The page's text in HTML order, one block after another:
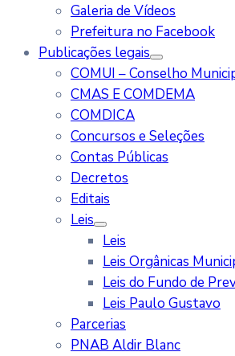
Galeria de Vídeos
Prefeitura no Facebook
Publicações legais
COMUI – Conselho
CMAS E COMDEMA
COMDICA
Concursos e Seleções
Contas Públicas
Decretos
Editais
Leis
Leis
Leis Orgânicas
Leis do Fundo de
Leis Paulo Gustavo
Parcerias
PNAB Aldir Blanc